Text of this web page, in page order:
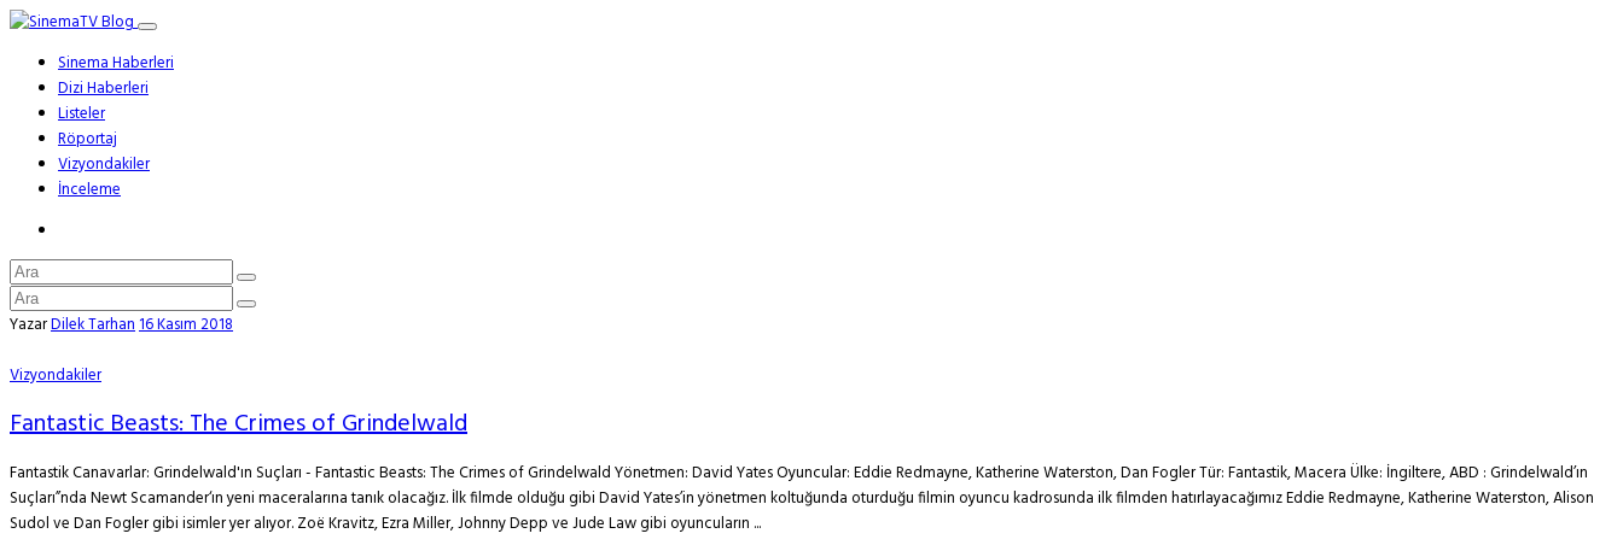
Sinema Haberleri
Dizi Haberleri
Listeler
Röportaj
Vizyondakiler
İnceleme
YazarDilek Tarhan16 Kasım 2018
Vizyondakiler
Fantastic Beasts: The Crimes of Grindelwald
Fantastik Canavarlar: Grindelwald'ın Suçları - Fantastic Beasts: The Crimes of Grindelwald Yönetmen: David Yates Oyuncular: Eddie Redmayne, Katherine Waterston, Dan Fogler Tür: Fantastik, Macera Ülke: İngiltere, ABD : Grindelwald’ın
Suçları”nda Newt Scamander‘ın yeni maceralarına tanık olacağız. İlk filmde olduğu gibi David Yates’in yönetmen koltuğunda oturduğu filmin oyuncu kadrosunda ilk filmden hatırlayacağımız Eddie Redmayne, Katherine Waterston, Alison
Sudol ve Dan Fogler gibi isimler yer alıyor. Zoë Kravitz, Ezra Miller, Johnny Depp ve Jude Law gibi oyuncuların ...